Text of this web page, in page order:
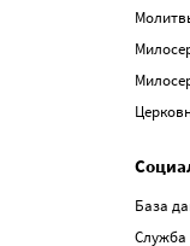
База
Служба